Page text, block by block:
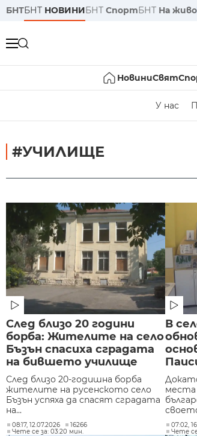
БНТБНТ НОВИНИБНТ СпортБНТ На живо
НовиниСвят
У нас
#УЧИЛИЩЕ
След близо 20 години
борба: Жителите на село
Бъзън спасиха сградата
на бившето училище
След близо 20-годишна борба
жителите на русенското село
Бъзън успяха да спасят сградата
на...
08:17, 12.07.2026
16266
Чете се за: 03:20 мин.
В
места
07:02,
Чете